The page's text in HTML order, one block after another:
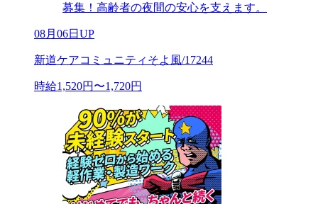
募集！高齢者の夜間の安心を支えます。
08月06日UP
新道ケアコミュニティそよ風/17244
時給1,520円〜1,720円